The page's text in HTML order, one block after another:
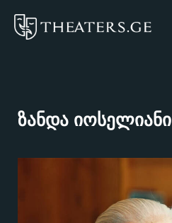
ზანდა იოსელიანი